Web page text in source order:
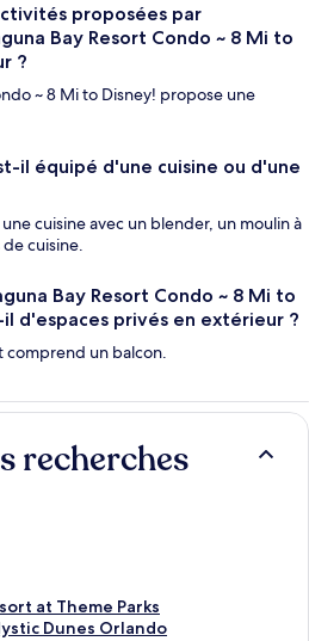
proposées par
Bay Resort Condo ~ 8 Mi to
?
~ 8 Mi to Disney! propose une
il équipé d'une cuisine ou d'une
cuisine avec un blender, un moulin à
cuisine.
Bay Resort Condo ~ 8 Mi to
d'espaces privés en extérieur ?
un balcon.
recherches
at Theme Parks
Dunes Orlando